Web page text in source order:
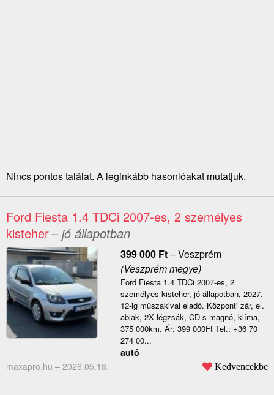
Nincs pontos találat. A leginkább hasonlóakat mutatjuk.
Ford Fiesta 1.4 TDCi 2007-es, 2 személyes
kisteher– jó állapotban
399 000 Ft–Veszprém
(Veszprém megye)
Ford Fiesta 1.4 TDCi 2007-es, 2
személyes kisteher, jó állapotban, 2027.
12-ig műszakival eladó. Központi zár, el.
ablak, 2X légzsák, CD-s magnó, klíma,
375 000km. Ár: 399 000Ft Tel.: +36 70
274 00...
autó
maxapro.hu – 2026.05.18. Kedvencekbe